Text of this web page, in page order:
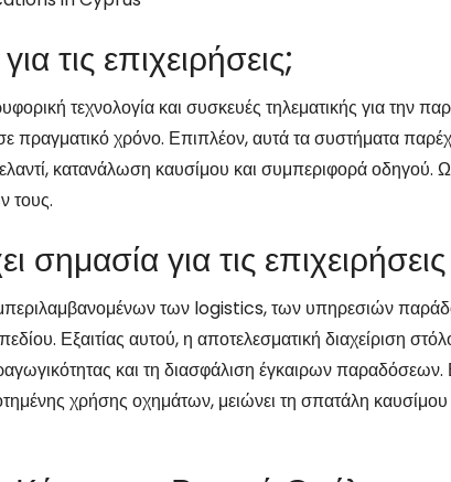
τις επιχειρήσεις;
τεχνολογία και συσκευές τηλεματικής για την
πραγματικό χρόνο. Επιπλέον, αυτά τα συστήματα
κατανάλωση καυσίμου και συμπεριφορά οδηγού.
τους.
σημασία για τις
των logistics, των υπηρεσιών
Εξαιτίας αυτού, η αποτελεσματική διαχείριση
και τη διασφάλιση έγκαιρων
χρήσης οχημάτων, μειώνει τη σπατάλη καυσίμου